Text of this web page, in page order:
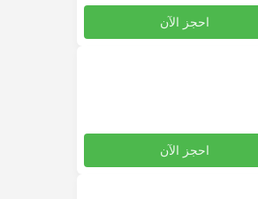
احجز الآن
احجز الآن